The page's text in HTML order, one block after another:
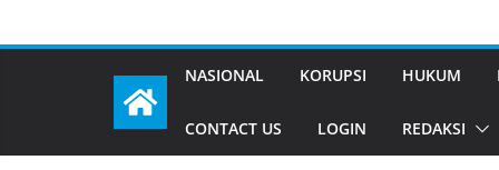
NASIONAL KORUPSI HUKUM
CONTACT US LOGIN REDAKSI